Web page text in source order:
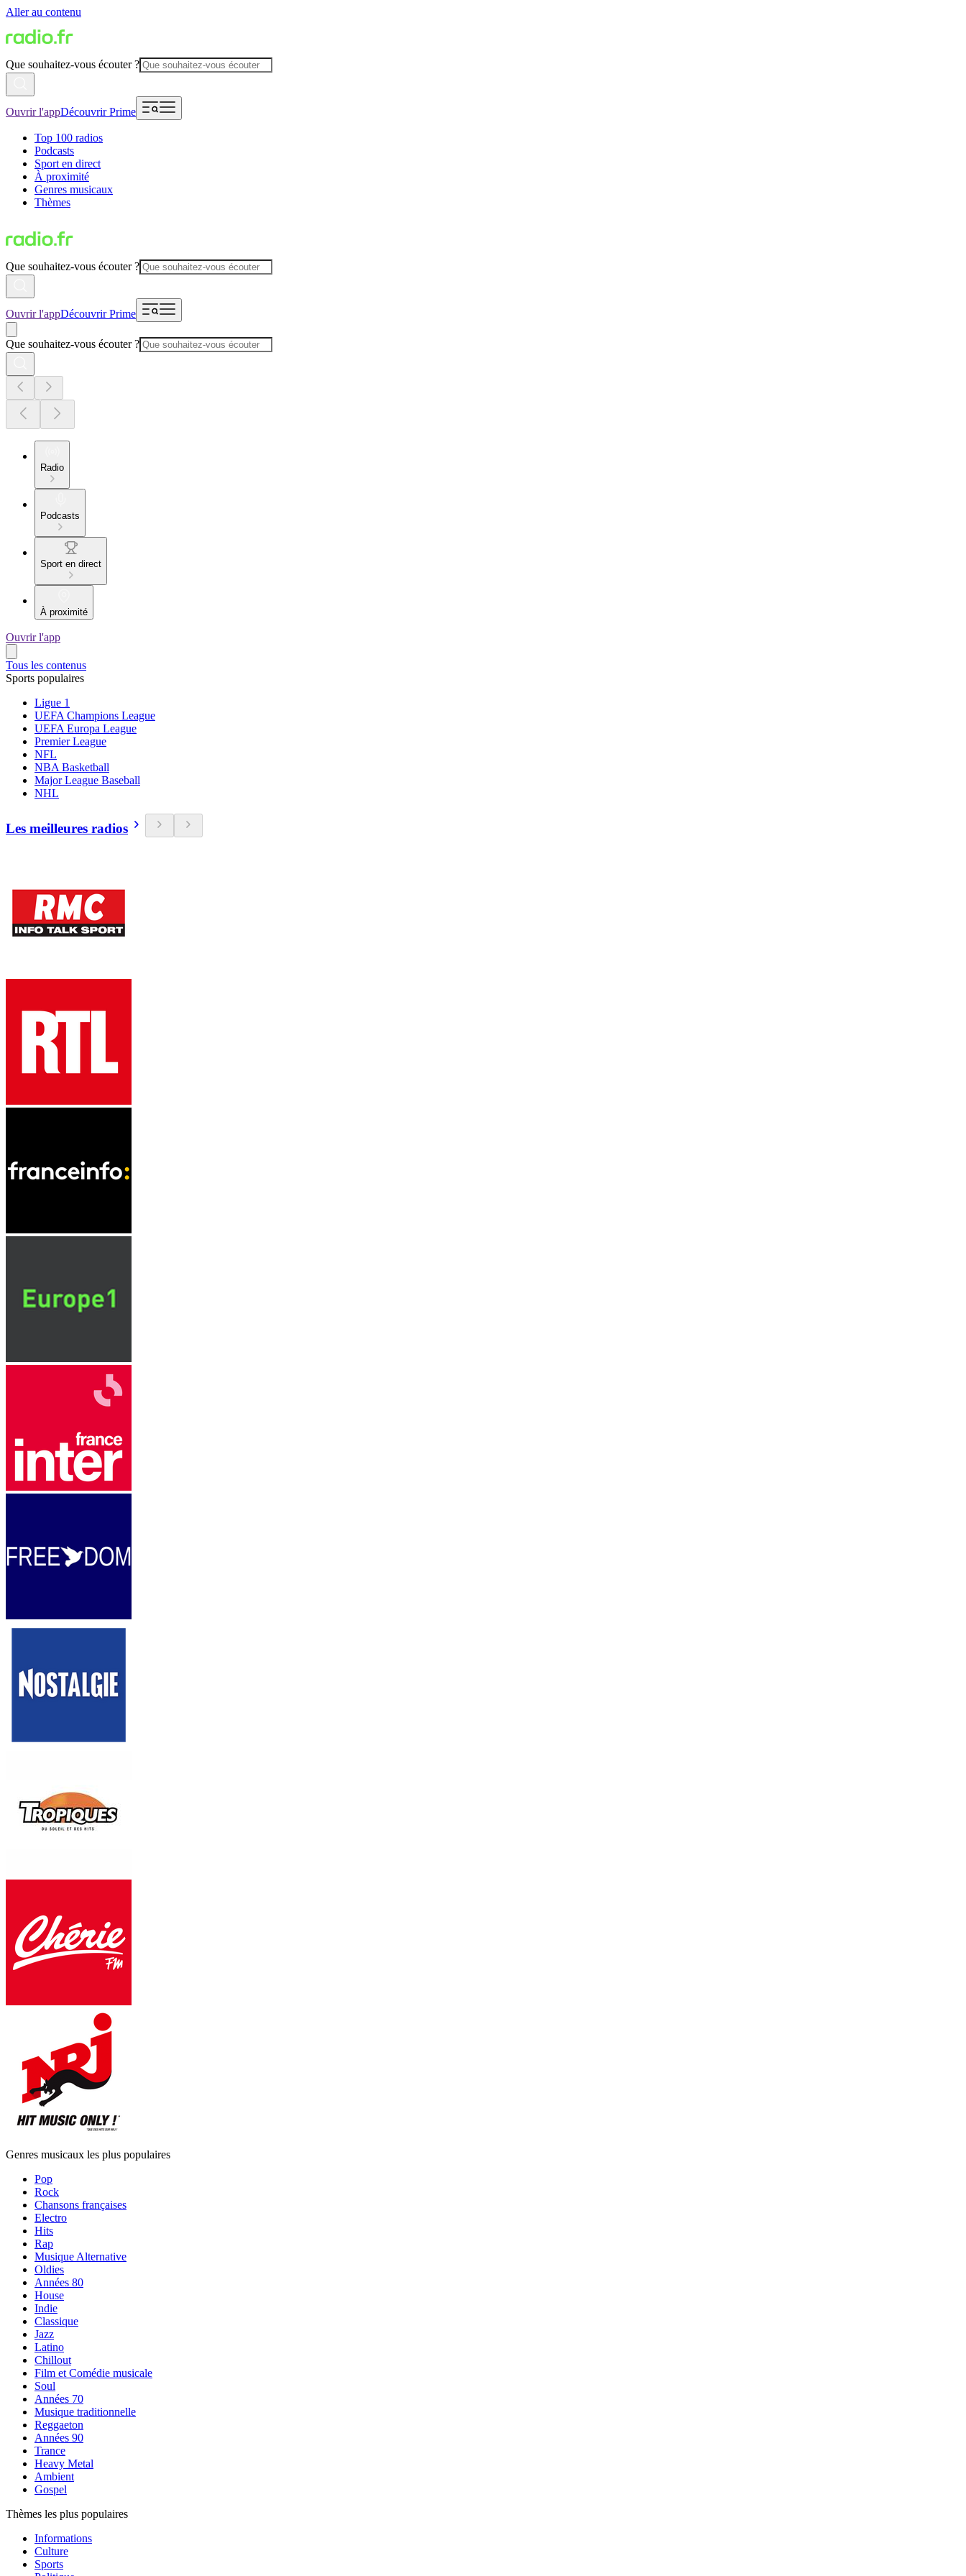
Aller au contenu
Que souhaitez-vous écouter ?
Ouvrir l'appDécouvrir Prime
Top 100 radios
Podcasts
Sport en direct
À proximité
Genres musicaux
Thèmes
Que souhaitez-vous écouter ?
Ouvrir l'appDécouvrir Prime
Que souhaitez-vous écouter ?
Radio
Podcasts
Sport en direct
À proximité
Ouvrir l'app
Tous les contenus
Sports populaires
Ligue 1
UEFA Champions League
UEFA Europa League
Premier League
NFL
NBA Basketball
Major League Baseball
NHL
Les meilleures radios
Genres musicaux les plus populaires
Pop
Rock
Chansons françaises
Electro
Hits
Rap
Musique Alternative
Oldies
Années 80
House
Indie
Classique
Jazz
Latino
Chillout
Film et Comédie musicale
Soul
Années 70
Musique traditionnelle
Reggaeton
Années 90
Trance
Heavy Metal
Ambient
Gospel
Thèmes les plus populaires
Informations
Culture
Sports